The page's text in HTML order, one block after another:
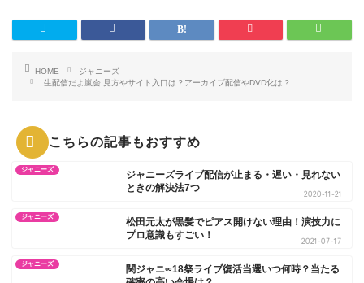
HOME
ジャニーズ
生配信だよ嵐会 見方やサイト入口は？アーカイブ配信やDVD化は？
こちらの記事もおすすめ
ジャニーズ
ジャニーズライブ配信が止まる・遅い・見れない
ときの解決法7つ
2020-11-21
ジャニーズ
松田元太が黒髪でピアス開けない理由！演技力に
プロ意識もすごい！
2021-07-17
ジャニーズ
関ジャニ∞18祭ライブ復活当選いつ何時？当たる